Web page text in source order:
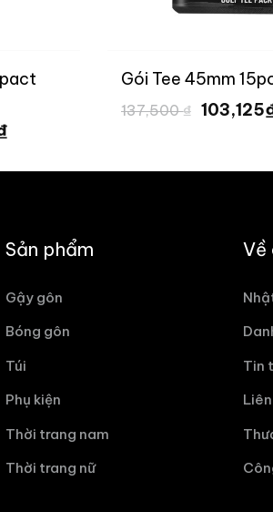
là:
Gói Tee 45mm
137,500₫ Giá
gốc
103,125
Sản phẩm
Gậy gôn
Bóng gôn
Túi
Phụ kiện
Thời trang nam
Thời trang nữ
Về
Tin